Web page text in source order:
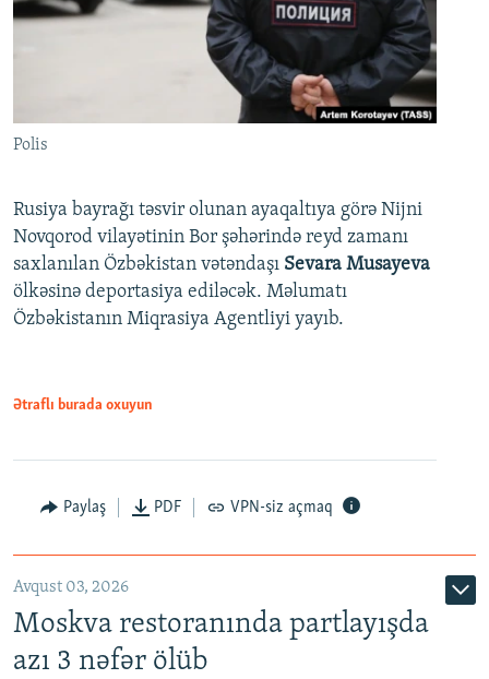
Polis
Rusiya bayrağı təsvir olunan ayaqaltıya görə Nijni
Novqorod vilayətinin Bor şəhərində reyd zamanı
saxlanılan Özbəkistan vətəndaşı Sevara Musayeva
ölkəsinə deportasiya ediləcək. Məlumatı
Özbəkistanın Miqrasiya Agentliyi yayıb.
Ətraflı burada oxuyun
Paylaş PDF VPN-siz açmaq
Avqust 03, 2026
Moskva restoranında partlayışda
azı 3 nəfər ölüb